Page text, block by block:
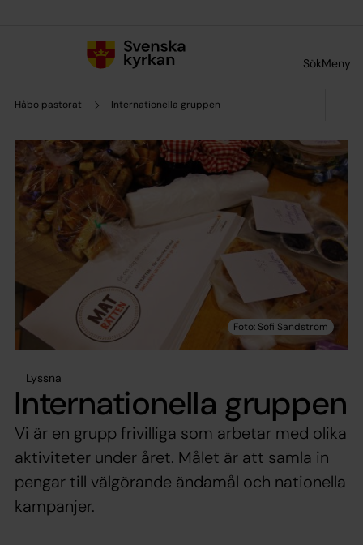
SökMeny
Håbo pastorat Internationella gruppen
Lyssna
Internationella gruppen
Vi är en grupp frivilliga som arbetar med olika
aktiviteter under året. Målet är att samla in
pengar till välgörande ändamål och nationella
kampanjer.